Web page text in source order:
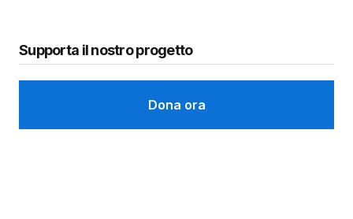
Supporta il nostro progetto
Dona ora